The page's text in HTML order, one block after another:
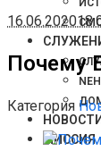
НОВОСТИ
МИССИЯ
16.06.2020
Почему
Категория